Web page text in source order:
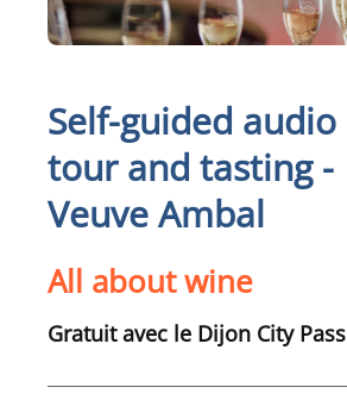
Self-guided audio
tour and tasting -
Veuve Ambal
All about wine
Gratuit avec le Dijon City Pass